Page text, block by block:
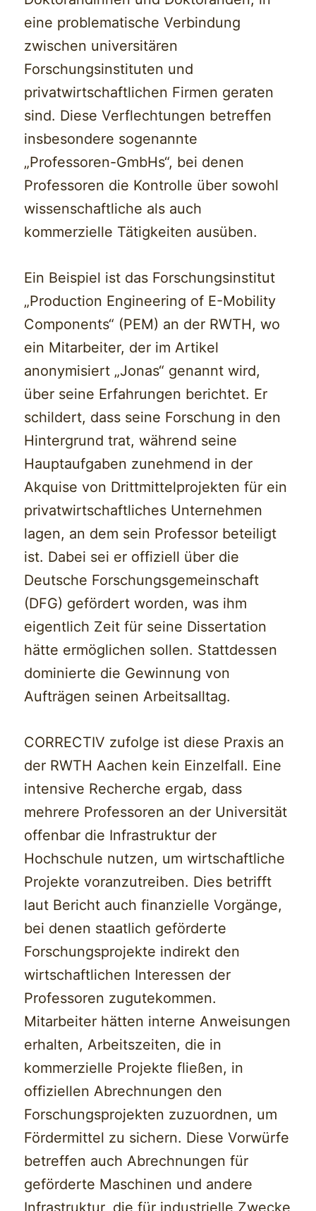
eine problematische Verbindung
zwischen universitären
Forschungsinstituten und
privatwirtschaftlichen Firmen geraten
sind. Diese Verflechtungen betreffen
insbesondere sogenannte
„Professoren-GmbHs“, bei denen
Professoren die Kontrolle über sowohl
wissenschaftliche als auch
kommerzielle Tätigkeiten ausüben.
Ein Beispiel ist das Forschungsinstitut
„Production Engineering of E-Mobility
Components“ (PEM) an der RWTH, wo
ein Mitarbeiter, der im Artikel
anonymisiert „Jonas“ genannt wird,
über seine Erfahrungen berichtet. Er
schildert, dass seine Forschung in den
Hintergrund trat, während seine
Hauptaufgaben zunehmend in der
Akquise von Drittmittelprojekten für ein
privatwirtschaftliches Unternehmen
lagen, an dem sein Professor beteiligt
ist. Dabei sei er offiziell über die
Deutsche Forschungsgemeinschaft
(DFG) gefördert worden, was ihm
eigentlich Zeit für seine Dissertation
hätte ermöglichen sollen. Stattdessen
dominierte die Gewinnung von
Aufträgen seinen Arbeitsalltag.
CORRECTIV zufolge ist diese Praxis an
der RWTH Aachen kein Einzelfall. Eine
intensive Recherche ergab, dass
mehrere Professoren an der Universität
offenbar die Infrastruktur der
Hochschule nutzen, um wirtschaftliche
Projekte voranzutreiben. Dies betrifft
laut Bericht auch finanzielle Vorgänge,
bei denen staatlich geförderte
Forschungsprojekte indirekt den
wirtschaftlichen Interessen der
Professoren zugutekommen.
Mitarbeiter hätten interne Anweisungen
erhalten, Arbeitszeiten, die in
kommerzielle Projekte fließen, in
offiziellen Abrechnungen den
Forschungsprojekten zuzuordnen, um
Fördermittel zu sichern. Diese Vorwürfe
betreffen auch Abrechnungen für
geförderte Maschinen und andere
Infrastruktur, die für industrielle Zwecke